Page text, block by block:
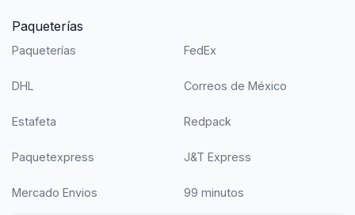
Paqueterías
Paqueterías FedEx
DHL Correos de México
Estafeta Redpack
Paquetexpress J&T Express
Mercado Envios 99 minutos